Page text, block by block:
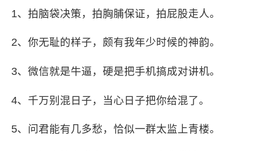
1、拍脑袋决策，拍胸脯保证，拍屁股走人。
2、你无耻的样子，颇有我年少时候的神韵。
3、微信就是牛逼，硬是把手机搞成对讲机。
4、千万别混日子，当心日子把你给混了。
5、问君能有几多愁，恰似一群太监上青楼。